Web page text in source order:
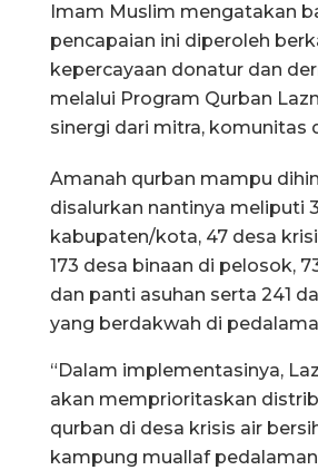
Imam Muslim mengatakan
pencapaian ini diperoleh
kepercayaan donatur dan
melalui Program Qurban
sinergi dari mitra, komunitas
Amanah qurban mampu
disalurkan nantinya meliputi
kabupaten/kota, 47 desa
173 desa binaan di pelosok,
dan panti asuhan serta 241
yang berdakwah di
“Dalam implementasinya,
akan memprioritaskan
qurban di desa krisis air
kampung muallaf